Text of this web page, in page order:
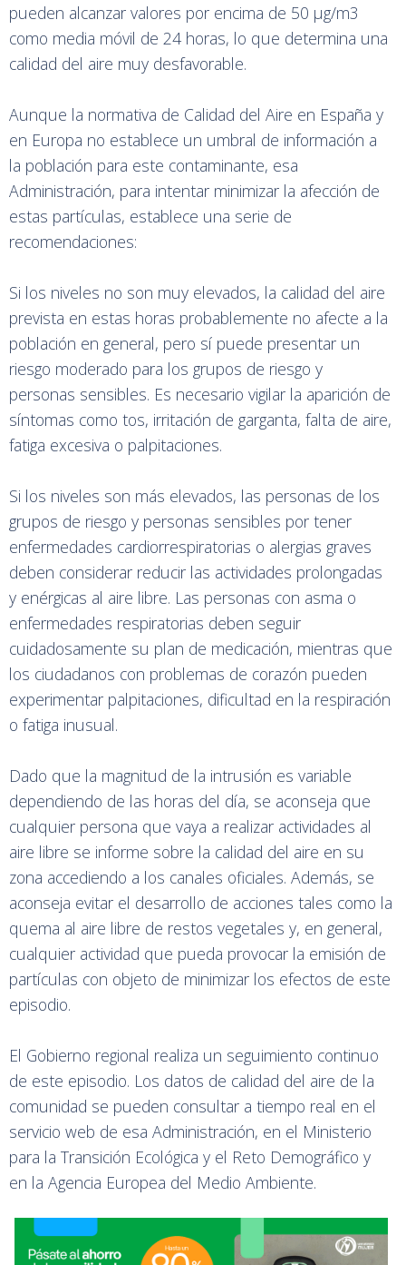
pueden alcanzar valores por encima de 50 μg/m3
como media móvil de 24 horas, lo que determina una
calidad del aire muy desfavorable.
Aunque la normativa de Calidad del Aire en España y
en Europa no establece un umbral de información a
la población para este contaminante, esa
Administración, para intentar minimizar la afección de
estas partículas, establece una serie de
recomendaciones:
Si los niveles no son muy elevados, la calidad del aire
prevista en estas horas probablemente no afecte a la
población en general, pero sí puede presentar un
riesgo moderado para los grupos de riesgo y
personas sensibles. Es necesario vigilar la aparición de
síntomas como tos, irritación de garganta, falta de aire,
fatiga excesiva o palpitaciones.
Si los niveles son más elevados, las personas de los
grupos de riesgo y personas sensibles por tener
enfermedades cardiorrespiratorias o alergias graves
deben considerar reducir las actividades prolongadas
y enérgicas al aire libre. Las personas con asma o
enfermedades respiratorias deben seguir
cuidadosamente su plan de medicación, mientras que
los ciudadanos con problemas de corazón pueden
experimentar palpitaciones, dificultad en la respiración
o fatiga inusual.
Dado que la magnitud de la intrusión es variable
dependiendo de las horas del día, se aconseja que
cualquier persona que vaya a realizar actividades al
aire libre se informe sobre la calidad del aire en su
zona accediendo a los canales oficiales. Además, se
aconseja evitar el desarrollo de acciones tales como la
quema al aire libre de restos vegetales y, en general,
cualquier actividad que pueda provocar la emisión de
partículas con objeto de minimizar los efectos de este
episodio.
El Gobierno regional realiza un seguimiento continuo
de este episodio. Los datos de calidad del aire de la
comunidad se pueden consultar a tiempo real en el
servicio web de esa Administración, en el Ministerio
para la Transición Ecológica y el Reto Demográfico y
en la Agencia Europea del Medio Ambiente.